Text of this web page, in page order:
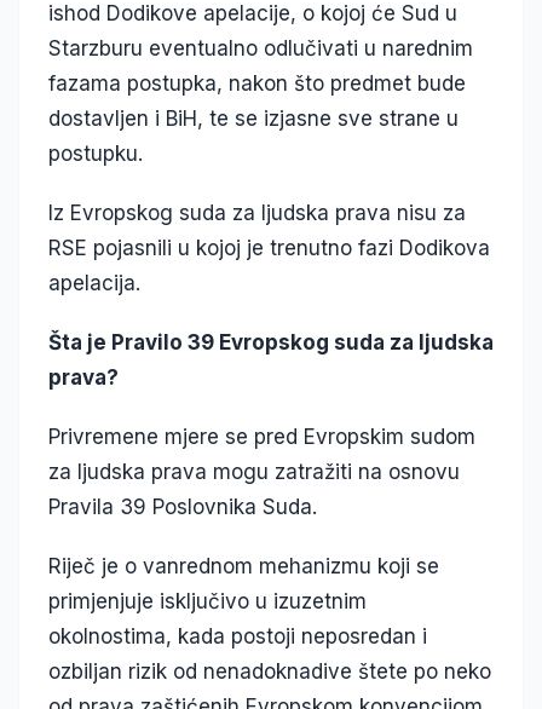
ishod Dodikove apelacije, o kojoj će Sud u
Starzburu eventualno odlučivati u narednim
fazama postupka, nakon što predmet bude
dostavljen i BiH, te se izjasne sve strane u
postupku.
Iz Evropskog suda za ljudska prava nisu za
RSE pojasnili u kojoj je trenutno fazi Dodikova
apelacija.
Šta je Pravilo 39 Evropskog suda za ljudska
prava?
Privremene mjere se pred Evropskim sudom
za ljudska prava mogu zatražiti na osnovu
Pravila 39 Poslovnika Suda.
Riječ je o vanrednom mehanizmu koji se
primjenjuje isključivo u izuzetnim
okolnostima, kada postoji neposredan i
ozbiljan rizik od nenadoknadive štete po neko